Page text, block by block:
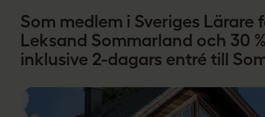
Som medlem i Sveriges
Leksand Sommarland och 30
inklusive 2-dagars entré till